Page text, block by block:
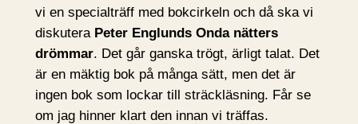
vi en specialträff med bokcirkeln och då ska vi
diskutera Peter Englunds Onda nätters
drömmar. Det går ganska trögt, ärligt talat. Det
är en mäktig bok på många sätt, men det är
ingen bok som lockar till sträckläsning. Får se
om jag hinner klart den innan vi träffas.